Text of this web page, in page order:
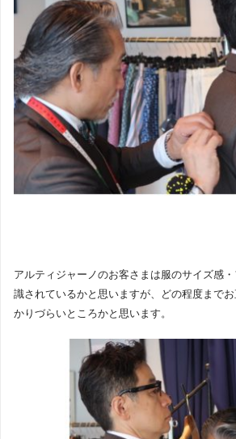
アルティジャーノのお客さまは服のサイズ感
識されているかと思いますが、どの程度まで
かりづらいところかと思います。